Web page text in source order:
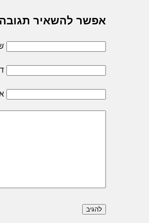
אפשר להשאיר תגובה